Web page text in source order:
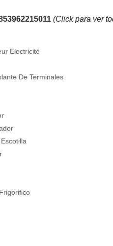
(Click para ver
Electricité
De Terminales